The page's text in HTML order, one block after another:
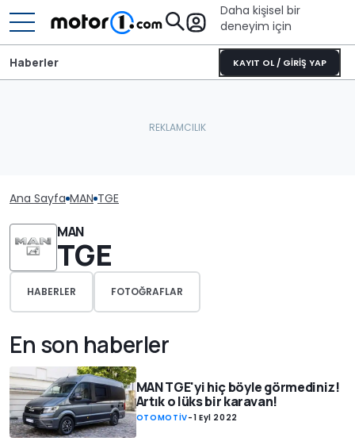
Daha kişisel bir
deneyim için
KAYIT OL / GİRİŞ YAP
Haberler
Ana Sayfa MAN TGE
MAN
TGE
HABERLER FOTOĞRAFLAR
En son haberler
MAN TGE'yi hiç böyle görmediniz!
Artık o lüks bir karavan!
OTOMOTİV-1 Eyl 2022